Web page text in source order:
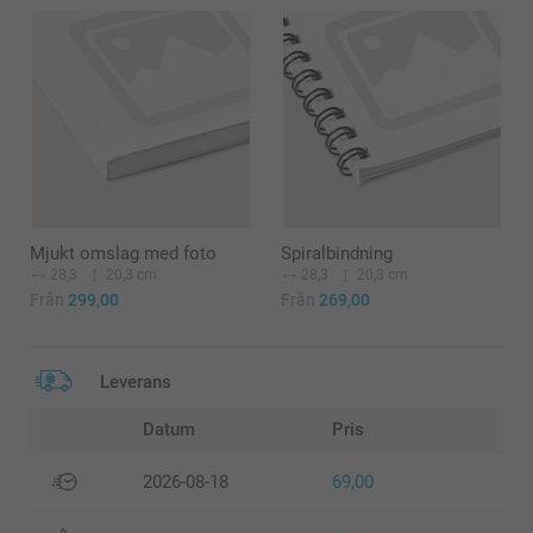
Mjukt omslag med foto
28,3 20,3 cm
Från 299,00
Spiralbindning
28,3 20,3 cm
Från 269,00
Leverans
Datum Pris
2026-08-18 69,00